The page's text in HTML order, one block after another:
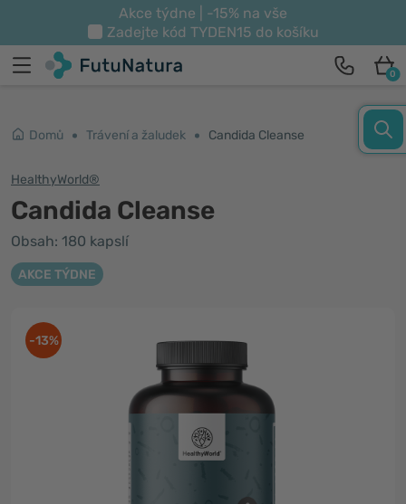
Akce týdne | -15% na vše
Zadejte kód TYDEN15 do košíku
0
Domů Trávení a žaludek Candida Cleanse
HealthyWorld®
Candida Cleanse
Obsah: 180 kapslí
AKCE TÝDNE
-13%